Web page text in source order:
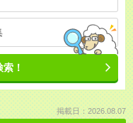
！
掲載日：2026.08.07